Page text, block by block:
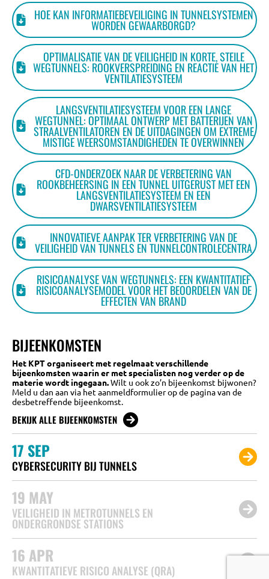
HOE KAN INFORMATIEBEVEILIGING IN TUNNELSYSTEMEN
WORDEN GEWAARBORGD?
OPTIMALISATIE VAN DE VEILIGHEID IN KORTE, STEILE
WEGTUNNELS: ROOKVERSPREIDING EN REACTIE VAN HET
VENTILATIESYSTEEM
LANGSVENTILATIESYSTEEM VOOR EEN LANGE
WEGTUNNEL: OPTIMAAL ONTWERP MET BATTERIJEN VAN
STRAALVENTILATOREN EN DE UITDAGINGEN OM EXTREME
MISTIGE WEERSOMSTANDIGHEDEN TE OVERWINNEN
CFD-ONDERZOEK NAAR DE VERBETERING VAN
ROOKBEHEERSING IN EEN TUNNEL UITGERUST MET EEN
LANGSVENTILATIESYSTEEM EN EEN
DWARSVENTILATIESYSTEEM
INNOVATIEVE AANPAK TER VERBETERING VAN DE
VEILIGHEID VAN TUNNELS EN TUNNELCONTROLECENTRA
RISICOANALYSE VAN WEGTUNNELS: EEN KWANTITATIEF
RISICOANALYSEMODEL VOOR HET BEOORDELEN VAN DE
EFFECTEN VAN BRAND
BIJEENKOMSTEN
Het KPT organiseert met regelmaat verschillende
bijeenkomsten waarin er met specialisten nog verder op de
materie wordt ingegaan.Wilt u ook zo’n bijeenkomst bijwonen?
Meld u dan aan via het aanmeldformulier op de pagina van de
desbetreffende bijeenkomst.
BEKIJK ALLE BIJEENKOMSTEN
17 SEP
CYBERSECURITY BIJ TUNNELS
19 MAY
VEILIGHEID IN METROTUNNELS EN
ONDERGRONDSE STATIONS
16 APR
KWANTITATIEVE RISICO ANALYSE (QRA)